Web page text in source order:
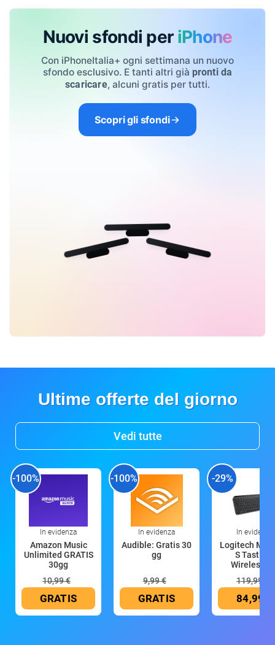
Nuovi sfondi per iPhone
Con iPhoneItalia+ ogni settimana un nuovo
sfondo esclusivo. E tanti altri già pronti da
scaricare, alcuni gratis per tutti.
Scopri gli sfondi
Ultime offerte del giorno
Vedi tutte
-100%
In evidenza
Amazon Music
Unlimited GRATIS
30gg
10,99 €
GRATIS
-100%
In evidenza
Audible: Gratis 30
gg
9,99 €
GRATIS
-29%
In evidenza
Logitech MX
S Tastiera
Wireless
119,99 €
84,99 €